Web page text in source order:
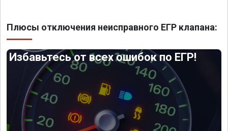
Плюсы отключения неисправного ЕГР клапана:
Избавьтесь от всех ошибок по ЕГР!